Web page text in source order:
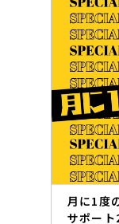
月に1度
サポート